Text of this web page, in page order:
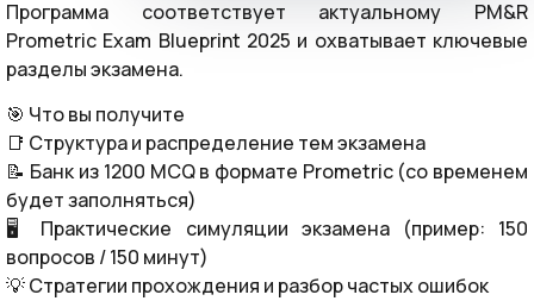
Программа соответствует актуальному PM&R
Prometric Exam Blueprint 2025 и охватывает ключевые
разделы экзамена.
🎯 Что вы получите
📑 Структура и распределение тем экзамена
📝 Банк из 1200 MCQ в формате Prometric (со временем
будет заполняться)
🖥️ Практические симуляции экзамена (пример: 150
вопросов / 150 минут)
💡 Стратегии прохождения и разбор частых ошибок